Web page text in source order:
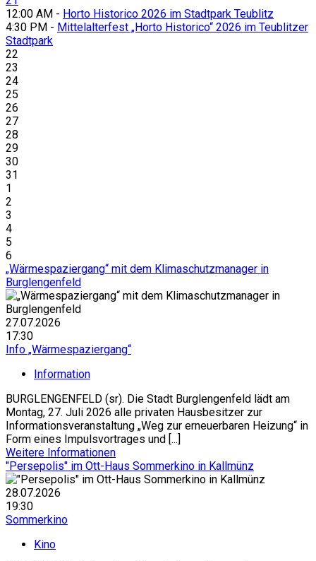
12:00 AM - Horto Historico 2026 im Stadtpark Teublitz
4:30 PM - Mittelalterfest „Horto Historico“ 2026 im Teublitzer
Stadtpark
22
23
24
25
26
27
28
29
30
31
1
2
3
4
5
6
„Wärmespaziergang“ mit dem Klimaschutzmanager in
Burglengenfeld
27.07.2026
17:30
Info „Wärmespaziergang“
Information
BURGLENGENFELD (sr). Die Stadt Burglengenfeld lädt am
Montag, 27. Juli 2026 alle privaten Hausbesitzer zur
Informationsveranstaltung „Weg zur erneuerbaren Heizung“ in
Form eines Impulsvortrages und [...]
Weitere Informationen
"Persepolis" im Ott-Haus Sommerkino in Kallmünz
28.07.2026
19:30
Sommerkino
Kino